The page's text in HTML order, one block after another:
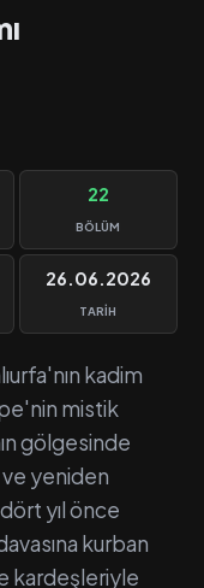
22
BÖLÜM
26.06.2026
TARIH
kadim
mistik
gölgesinde
ve yeniden
yıl önce
kurban
kardeşleriyle